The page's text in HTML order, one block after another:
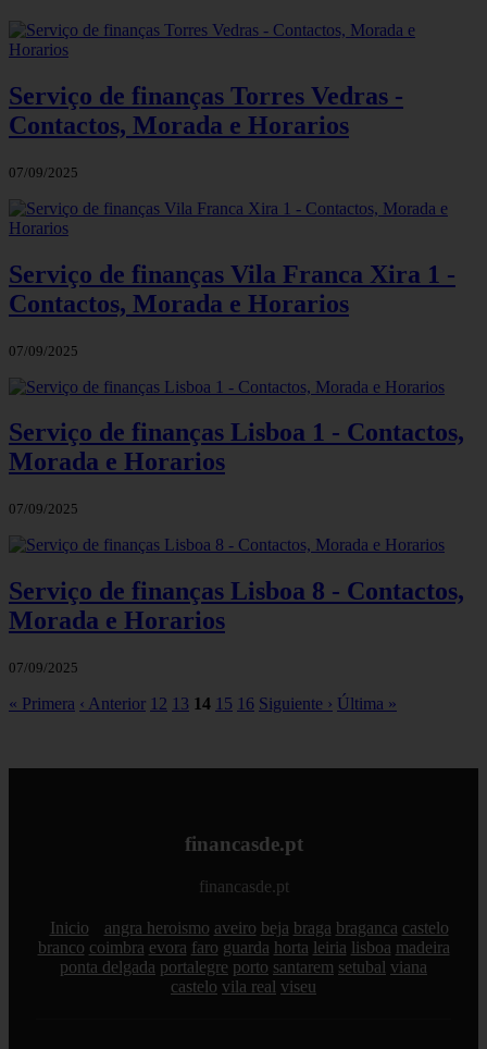
Serviço de finanças Torres Vedras -
Contactos, Morada e Horarios
07/09/2025
Serviço de finanças Vila Franca Xira 1 -
Contactos, Morada e Horarios
07/09/2025
Serviço de finanças Lisboa 1 - Contactos,
Morada e Horarios
07/09/2025
Serviço de finanças Lisboa 8 - Contactos,
Morada e Horarios
07/09/2025
« Primera ‹ Anterior 12 13 14 15 16 Siguiente › Última »
financasde.pt
financasde.pt
Inicio angra heroismo aveiro beja braga braganca castelo
branco coimbra evora faro guarda horta leiria lisboa madeira
ponta delgada portalegre porto santarem setubal viana
castelo vila real viseu